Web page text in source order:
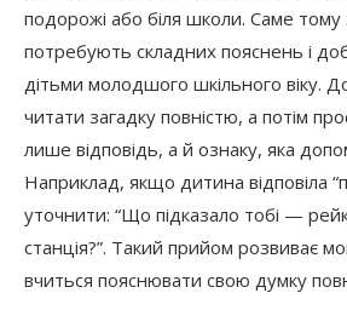
подорожі або біля школи. Саме тому
потребують складних пояснень і
дітьми молодшого шкільного віку.
читати загадку повністю, а потім
лише відповідь, а й ознаку, яка
Наприклад, якщо дитина відповіла
уточнити: “Що підказало тобі —
станція?”. Такий прийом розвиває
вчиться пояснювати свою думку